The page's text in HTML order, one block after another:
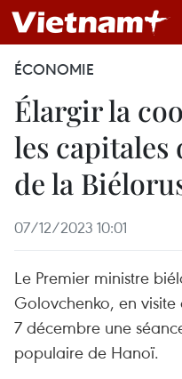
ÉCONOMIE
Élargir la
les capitales
de la
07/12/2023 10:01
Le Premier ministre
Golovchenko, en
7 décembre une
populaire de Hanoï.